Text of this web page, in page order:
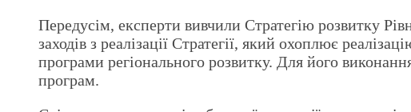
Передусім, експерти вивчили Стратегію розвитку
заходів з реалізації Стратегії, який охоплює
програми регіонального розвитку. Для його
програм.